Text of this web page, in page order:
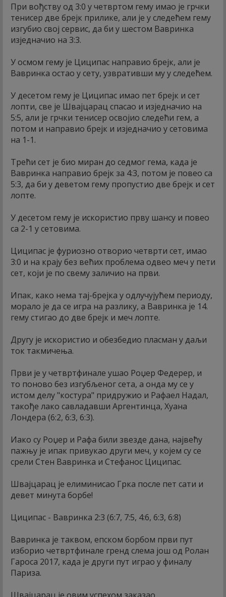
При вођству од 3:0 у четвртом гему имао је грчки
тенисер две брејк прилике, али је у следећем гему
изгубио свој сервис, да би у шестом Вавринка
изједначио на 3:3.
У осмом гему је Циципас направио брејк, али је
Вавринка остао у сету, узвративши му у следећем.
У десетом гему је Циципас имао пет брејк и сет
лопти, све је Швајцарац спасао и изједначио на
5:5, али је грчки тенисер освојио следећи гем, а
потом и направио брејк и изједначио у сетовима
на 1-1.
Трећи сет је био миран до седмог гема, када је
Вавринка направио брејк за 4:3, потом је повео са
5:3, да би у деветом гему пропустио две брејк и сет
лопте.
У десетом гему је искористио прву шансу и повео
са 2-1 у сетовима.
Циципас је фуриозно отворио четврти сет, имао
3:0 и на крају без већих проблема одвео меч у пети
сет, који је по свему заличио на први.
Ипак, како нема тај-брејка у одлучујућем периоду,
морало је да се игра на разлику, а Вавринка је 14.
гему стигао до две брејк и меч лопте.
Другу је искористио и обезбедио пласман у даљи
ток такмичења.
Први је у четвртфинале ушао Роџер Федерер, и
то поново без изгубљеног сета, а онда му се у
истом делу "костура" придружио и Рафаел Надал,
такође лако савладавши Аргентинца, Хуана
Лондера (6:2, 6:3, 6:3).
Иако су Роџер и Рафа били звезде дана, највећу
пажњу је ипак привукао други меч, у којем су се
срели Стен Вавринка и Стефанос Циципас.
Швајцарац је елиминисао Грка после пет сати и
девет минута борбе!
Циципас - Вавринка 2:3 (6:7, 7:5, 4:6, 6:3, 6:8)
Вавринка је таквом, епском борбом први пут
изборио четвртфинале гренд слема још од Ролан
Гароса 2017, када је други пут играо у финалу
Париза.
Швајцарац је овим успехом заказао